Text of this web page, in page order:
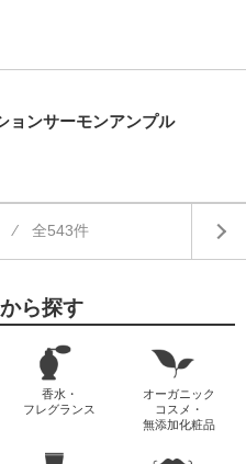
ョンサーモンアンプル
⁄ 全543件
ら探す
香水・
フレグランス
オーガニック
コスメ・
無添加化粧品